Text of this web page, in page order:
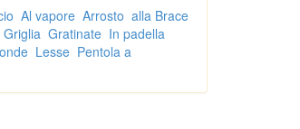
Al vapore Arrosto alla Brace
Griglia Gratinate In padella
Lesse Pentola a